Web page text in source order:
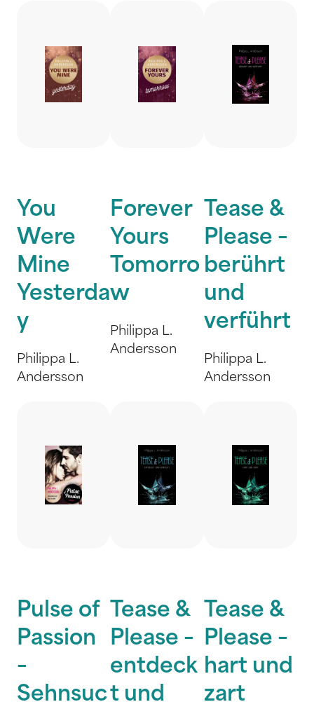
You
Were
Mine
Yesterda
y
Philippa L.
Andersson
Forever
Yours
Tomorro
w
Philippa L.
Andersson
Tease &
Please –
berührt
und
verführt
Philippa L.
Andersson
Pulse of
Passion
–
Sehnsuc
Tease &
Please –
entdeck
t und
Tease &
Please –
hart und
zart